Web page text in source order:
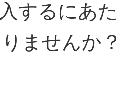
するにあ
ませんか